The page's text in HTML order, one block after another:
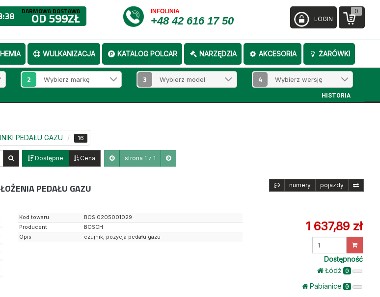
DARMOWA DOSTAWA
OD 599ZŁ INFOLINIA
+48 42 616 17 50
WULKANIZACJA KATALOG POLCAR NARZĘDZIA AKCESORIA ŻARÓWKI
0
LOGIN
2 3 4
HISTORIA
PEDAŁU GAZU 16
Dostępne Cena strona 1 z 1
PEDAŁU GAZU numery pojazdy
1 637,89 zł
Dostępność
Łódż 0
Pabianice 0
Kod towaru
BOS 0205001029
Producent
BOSCH
Opis
czujnik, pozycja pedału gazu